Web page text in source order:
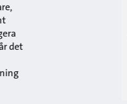
det